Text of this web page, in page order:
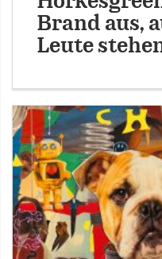
Brand aus,
Leute